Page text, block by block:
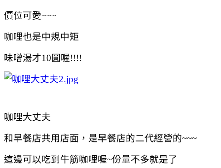
價位可愛~~~
咖哩也是中規中矩
味噌湯才10圓喔!!!!
咖哩大丈夫
和早餐店共用店面，是早餐店的二代經營的~~~
這邊可以吃到牛筋咖哩喔~份量不多就是了